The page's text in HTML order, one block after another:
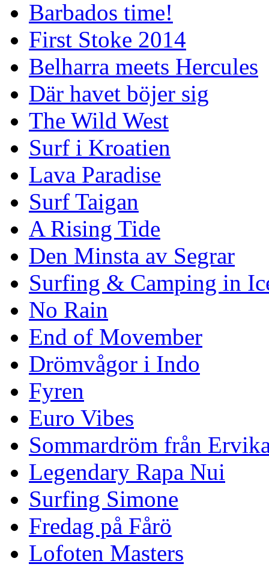
Barbados time!
First Stoke 2014
Belharra meets Hercules
Där havet böjer sig
The Wild West
Surf i Kroatien
Lava Paradise
Surf Taigan
A Rising Tide
Den Minsta av Segrar
Surfing & Camping in
No Rain
End of Movember
Drömvågor i Indo
Fyren
Euro Vibes
Sommardröm från
Legendary Rapa Nui
Surfing Simone
Fredag på Fårö
Lofoten Masters